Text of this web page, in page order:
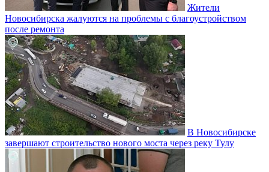
Жители
Новосибирска жалуются на проблемы с благоустройством
после ремонта
В Новосибирске
завершают строительство нового моста через реку Тулу